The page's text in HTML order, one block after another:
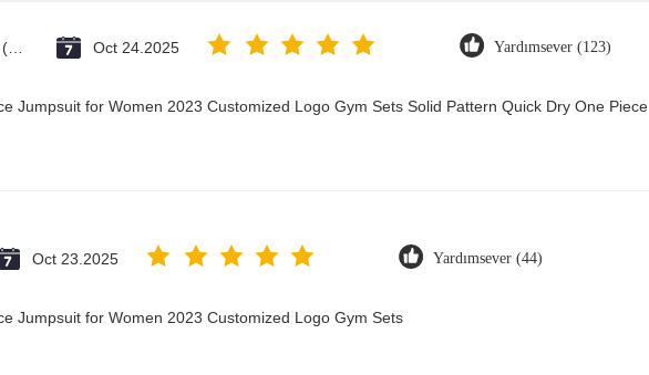
Oct 24.2025 Yardımsever (123)
Jumpsuit for Women 2023 Customized Logo Gym Sets Solid Pattern Quick Dry One Piece
Oct 23.2025 Yardımsever (44)
Jumpsuit for Women 2023 Customized Logo Gym Sets